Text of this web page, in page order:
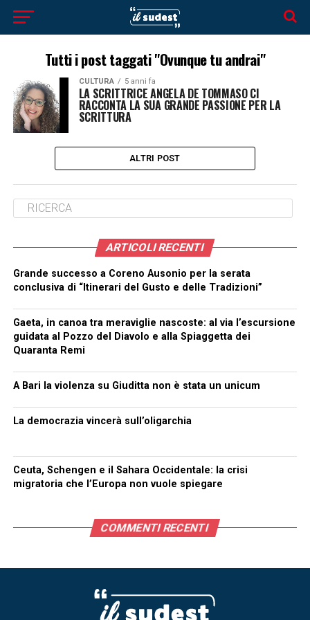
Tutti i post taggati "Ovunque tu andrai"
CULTURA 5 anni fa
LA SCRITTRICE ANGELA DE TOMMASO CI
RACCONTA LA SUA GRANDE PASSIONE PER LA
SCRITTURA
ALTRI POST
ARTICOLI RECENTI
Grande successo a Coreno Ausonio per la serata
conclusiva di “Itinerari del Gusto e delle Tradizioni”
Gaeta, in canoa tra meraviglie nascoste: al via l’escursione
guidata al Pozzo del Diavolo e alla Spiaggetta dei
Quaranta Remi
A Bari la violenza su Giuditta non è stata un unicum
La democrazia vincerà sull’oligarchia
Ceuta, Schengen e il Sahara Occidentale: la crisi
migratoria che l’Europa non vuole spiegare
COMMENTI RECENTI